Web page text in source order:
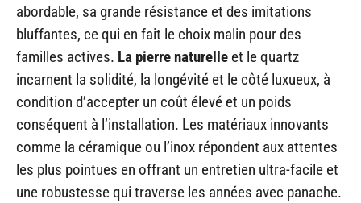
abordable, sa grande résistance et des imitations
bluffantes, ce qui en fait le choix malin pour des
familles actives. La pierre naturelle et le quartz
incarnent la solidité, la longévité et le côté luxueux, à
condition d’accepter un coût élevé et un poids
conséquent à l’installation. Les matériaux innovants
comme la céramique ou l’inox répondent aux attentes
les plus pointues en offrant un entretien ultra-facile et
une robustesse qui traverse les années avec panache.